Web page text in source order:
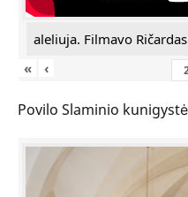
aleliuja. Filmavo
«
‹
Povilo Slaminio